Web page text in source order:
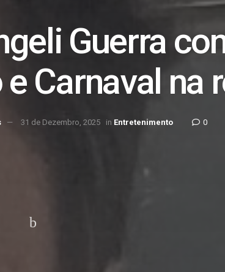
Guerra
Carnaval na
31 de Dezembro, 2025 in Entretenimento 0